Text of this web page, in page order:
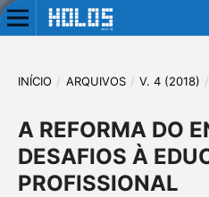
INÍCIO / ARQUIVOS / V. 4 (2018) /
A REFORMA DO
DESAFIOS À
PROFISSIONAL